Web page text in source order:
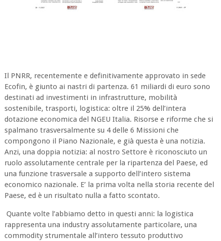
Il PNRR, recentemente e definitivamente approvato in sede
Ecofin, è giunto ai nastri di partenza. 61 miliardi di euro sono
destinati ad investimenti in infrastrutture, mobilità
sostenibile, trasporti, logistica: oltre il 25% dell’intera
dotazione economica del NGEU Italia. Risorse e riforme che si
spalmano trasversalmente su 4 delle 6 Missioni che
compongono il Piano Nazionale, e già questa è una notizia.
Anzi, una doppia notizia: al nostro Settore è riconosciuto un
ruolo assolutamente centrale per la ripartenza del Paese, ed
una funzione trasversale a supporto dell’intero sistema
economico nazionale. E’ la prima volta nella storia recente del
Paese, ed è un risultato nulla a fatto scontato.
Quante volte l’abbiamo detto in questi anni: la logistica
rappresenta una industry assolutamente particolare, una
commodity strumentale all’intero tessuto produttivo